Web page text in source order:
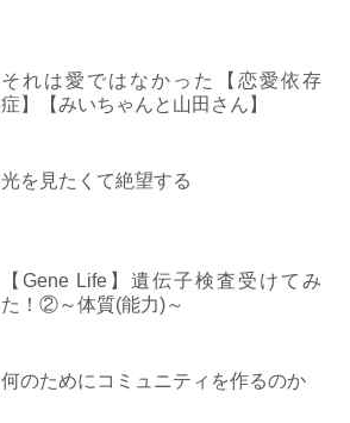
それは愛ではなかった【恋愛依存
症】【みいちゃんと山田さん】
光を見たくて絶望する
【Gene Life】遺伝子検査受けてみ
た！②～体質(能力)～
何のためにコミュニティを作るのか